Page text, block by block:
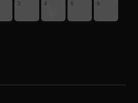
3 4 5 6